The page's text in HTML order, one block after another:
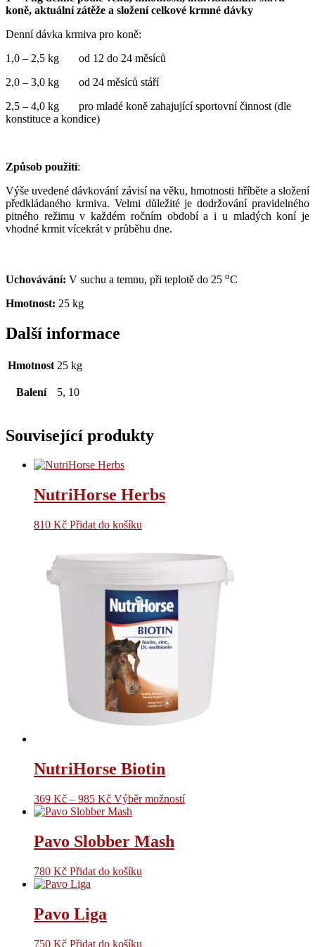
koně, aktuální zátěže a složení celkové krmné dávky
Denní dávka krmiva pro koně:
1,0 – 2,5 kg od 12 do 24 měsíců
2,0 – 3,0 kg od 24 měsíců stáří
2,5 – 4,0 kg
pro mladé koně zahajující sportovní činnost (dle
konstituce a kondice)
Způsob použití:
Výše uvedené dávkování závisí na věku, hmotnosti hříběte a složení
předkládaného krmiva. Velmi důležité je dodržování pravidelného
pitného režimu v každém ročním období a i u mladých koní je
vhodné krmit vícekrát v průběhu dne.
Uchovávání: V suchu a temnu, při teplotě do 25 oC
Hmotnost: 25 kg
Další informace
Hmotnost 25 kg
Balení 5, 10
Související produkty
NutriHorse Herbs
810 Kč Přidat do košíku
NutriHorse Biotin
369 Kč – 985 Kč Výběr možností
Pavo Slobber Mash
780 Kč Přidat do košíku
Pavo Liga
750 Kč Přidat do košíku